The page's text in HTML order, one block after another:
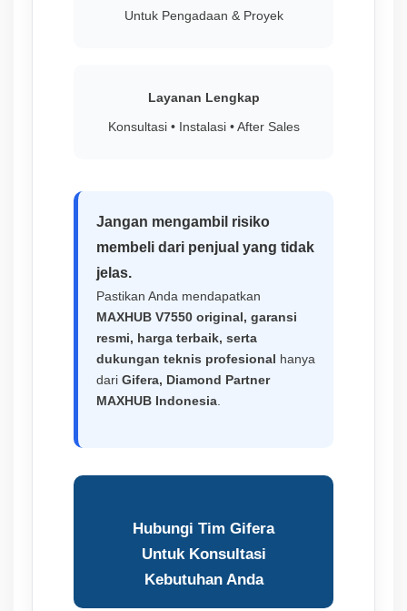
Untuk Pengadaan & Proyek
Layanan Lengkap
Konsultasi • Instalasi • After Sales
Jangan mengambil risiko
membeli dari penjual yang tidak
jelas.
Pastikan Anda mendapatkan
MAXHUB V7550 original, garansi
resmi, harga terbaik, serta
dukungan teknis profesional hanya
dari Gifera, Diamond Partner
MAXHUB Indonesia
Hubungi Tim Gifera
Untuk Konsultasi
Kebutuhan Anda